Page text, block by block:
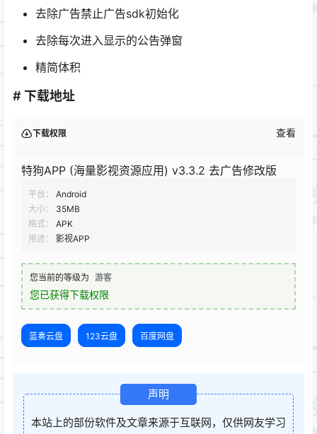
去除广告禁止广告sdk初始化
去除每次进入显示的公告弹窗
精简体积
# 下载地址
下载权限 查看
特狗APP (海量影视资源应用) v3.3.2 去广告修改版
平台：
Android
大小：
35MB
格式：
APK
用途：
影视APP
您当前的等级为 游客
您已获得下载权限
蓝奏云盘 123云盘 百度网盘
声明
本站上的部份软件及文章来源于互联网，仅供网友学习